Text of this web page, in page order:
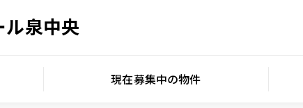
ル泉中央
現在募集中の物件